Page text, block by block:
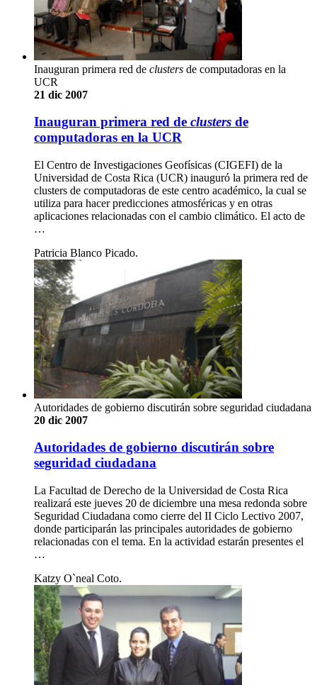
Inauguran primera red de clusters de computadoras en la
UCR
21 dic 2007
Inauguran primera red de clusters de
computadoras en la UCR
El Centro de Investigaciones Geofísicas (CIGEFI) de la
Universidad de Costa Rica (UCR) inauguró la primera red de
clusters de computadoras de este centro académico, la cual se
utiliza para hacer predicciones atmosféricas y en otras
aplicaciones relacionadas con el cambio climático. El acto de
…
Patricia Blanco Picado.
Autoridades de gobierno discutirán sobre seguridad ciudadana
20 dic 2007
Autoridades de gobierno discutirán sobre
seguridad ciudadana
La Facultad de Derecho de la Universidad de Costa Rica
realizará este jueves 20 de diciembre una mesa redonda sobre
Seguridad Ciudadana como cierre del II Ciclo Lectivo 2007,
donde participarán las principales autoridades de gobierno
relacionadas con el tema. En la actividad estarán presentes el
…
Katzy O`neal Coto.